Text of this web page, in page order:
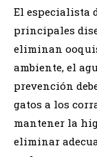
El especialista
principales
eliminan
ambiente, el
prevención
gatos a los
mantener la
eliminar